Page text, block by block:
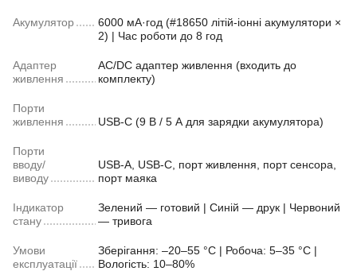
Акумулятор
6000 мА·год (#18650 літій-іонні акумулятори ×
2) | Час роботи до 8 год
Адаптер
живлення
AC/DC адаптер живлення (входить до
комплекту)
Порти
живлення
USB-C (9 В / 5 А для зарядки акумулятора)
Порти
вводу/
виводу
USB-A, USB-C, порт живлення, порт сенсора,
порт маяка
Індикатор
стану
Зелений — готовий | Синій — друк | Червоний
— тривога
Умови
експлуатації
Зберігання: –20–55 °C | Робоча: 5–35 °C |
Вологість: 10–80%